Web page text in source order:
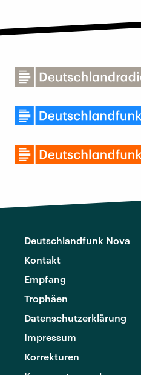
Deutschlandfunk Nova
Kontakt
Empfang
Trophäen
Datenschutzerklärung
Impressum
Korrekturen